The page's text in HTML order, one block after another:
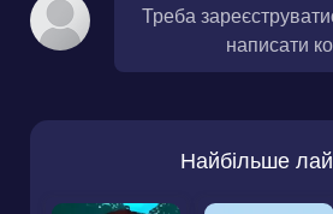
Треба
написати
Найбільше